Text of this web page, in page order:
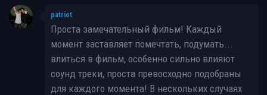
patriot
Проста замечательный фильм! Каждый
момент заставляет помечтать, подумать...
влиться в фильм, особенно сильно влияют
соунд треки, проста превосходно подобраны
для каждого момента! В нескольких случаях